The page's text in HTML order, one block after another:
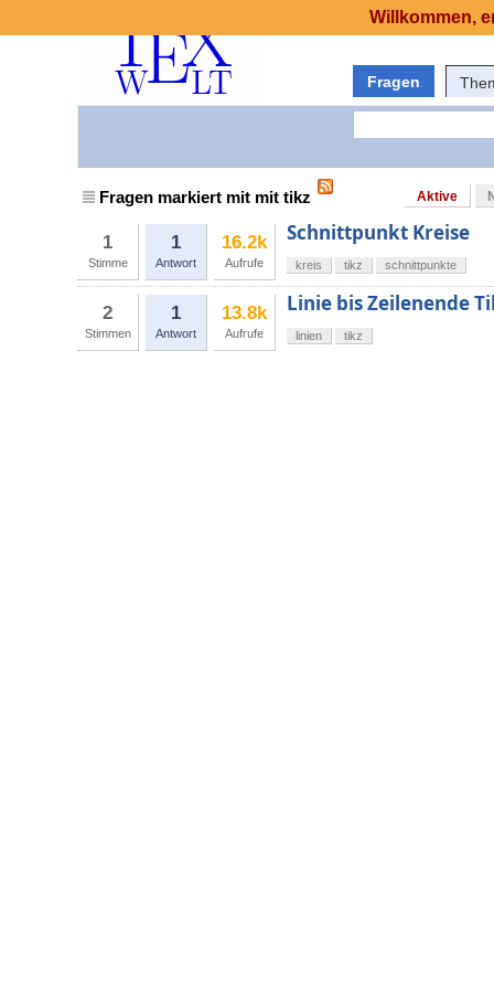
Fragen
Fragen markiert mit mit tikz Aktive
1
Stimme
1
Antwort
16.2k
Aufrufe
Schnittpunkt Kreise
kreis tikz schnittpunkte
2
Stimmen
1
Antwort
13.8k
Aufrufe
Linie bis Zeilenende
linien tikz
Willkommen,